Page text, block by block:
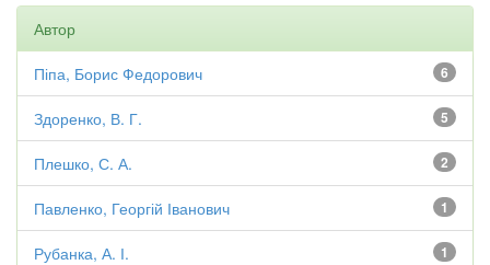
Автор
6
Піпа, Борис Федорович
5
Здоренко, В. Г.
2
Плешко, С. А.
1
Павленко, Георгій Іванович
1
Рубанка, А. І.